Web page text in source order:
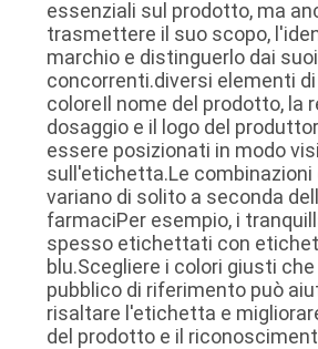
essenziali sul prodotto, ma
trasmettere il suo scopo,
marchio e distinguerlo dai suoi
concorrenti.diversi elementi
coloreIl nome del prodotto, la
dosaggio e il logo del
essere posizionati in modo
sull'etichetta.Le combinazioni
variano di solito a seconda
farmaciPer esempio, i
spesso etichettati con
blu.Scegliere i colori giusti
pubblico di riferimento può
risaltare l'etichetta e
del prodotto e il